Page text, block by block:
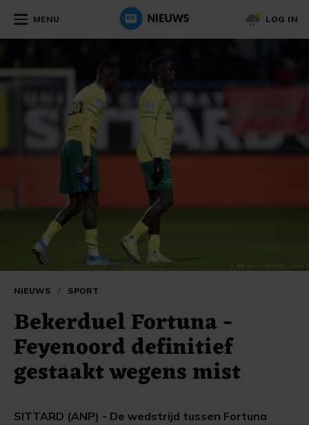
MENU LOG IN
NIEUWS / SPORT
Bekerduel Fortuna -
Feyenoord definitief
gestaakt wegens mist
SITTARD (ANP) - De wedstrijd tussen Fortuna